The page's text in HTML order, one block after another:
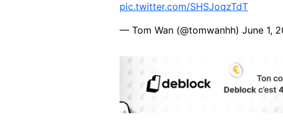
pic.twitter.com/SHSJoqzTdT
— Tom Wan (@tomwanhh) June 1,